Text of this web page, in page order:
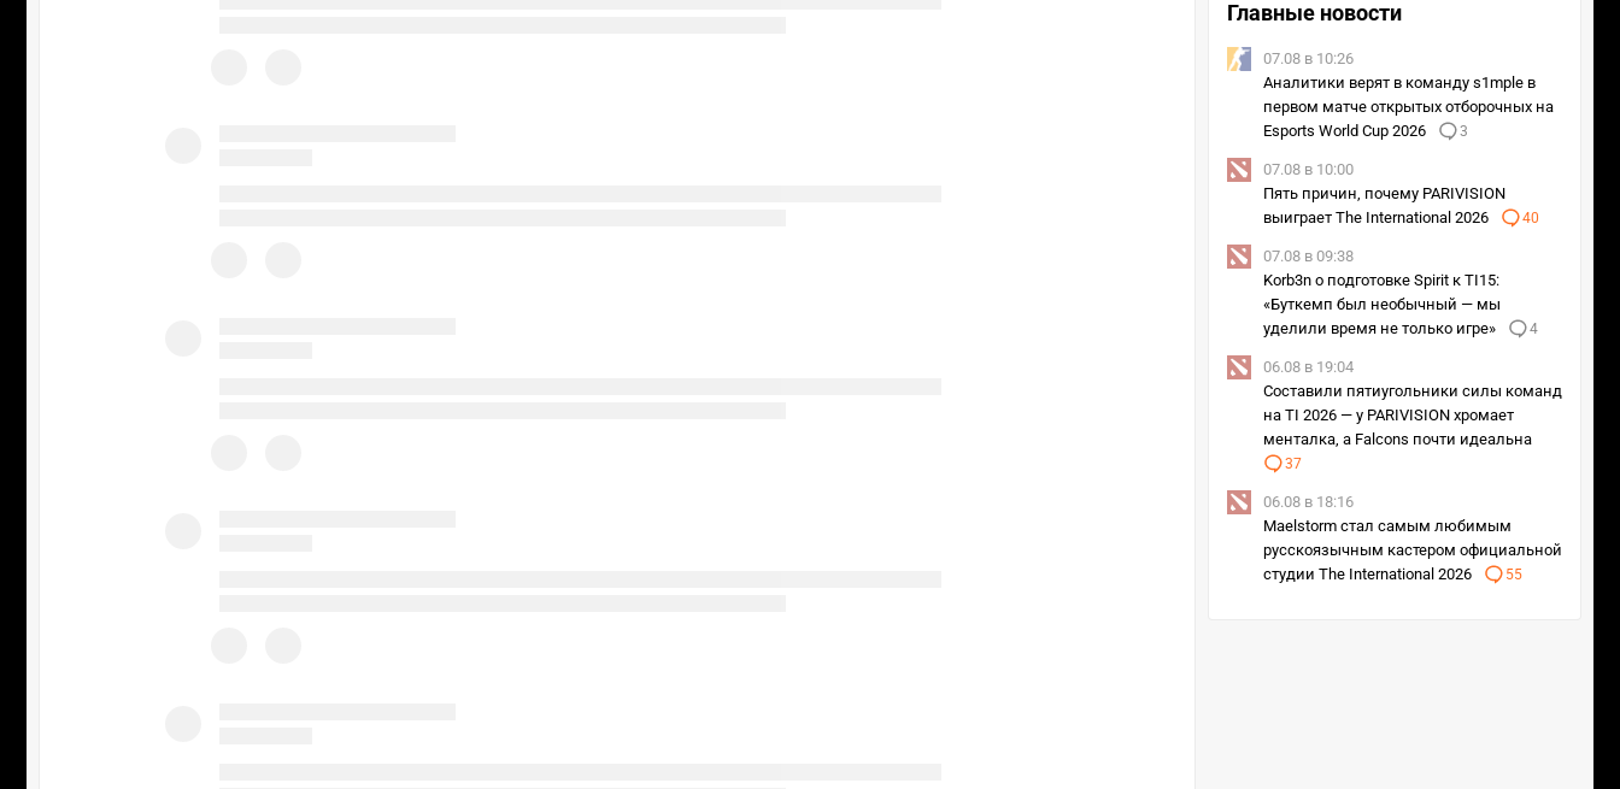
Главные новости
07.08 в 10:26
Аналитики верят в команду s1mple в
первом матче открытых отборочных на
Esports World Cup 2026
3
07.08 в 10:00
Пять причин, почему PARIVISION
выиграет The International 2026
40
07.08 в 09:38
Korb3n о подготовке Spirit к TI15:
«Буткемп был необычный — мы
уделили время не только игре»
4
06.08 в 19:04
Составили пятиугольники силы команд
на TI 2026 — у PARIVISION хромает
менталка, а Falcons почти идеальна
37
06.08 в 18:16
Maelstorm стал самым любимым
русскоязычным кастером официальной
студии The International 2026
55